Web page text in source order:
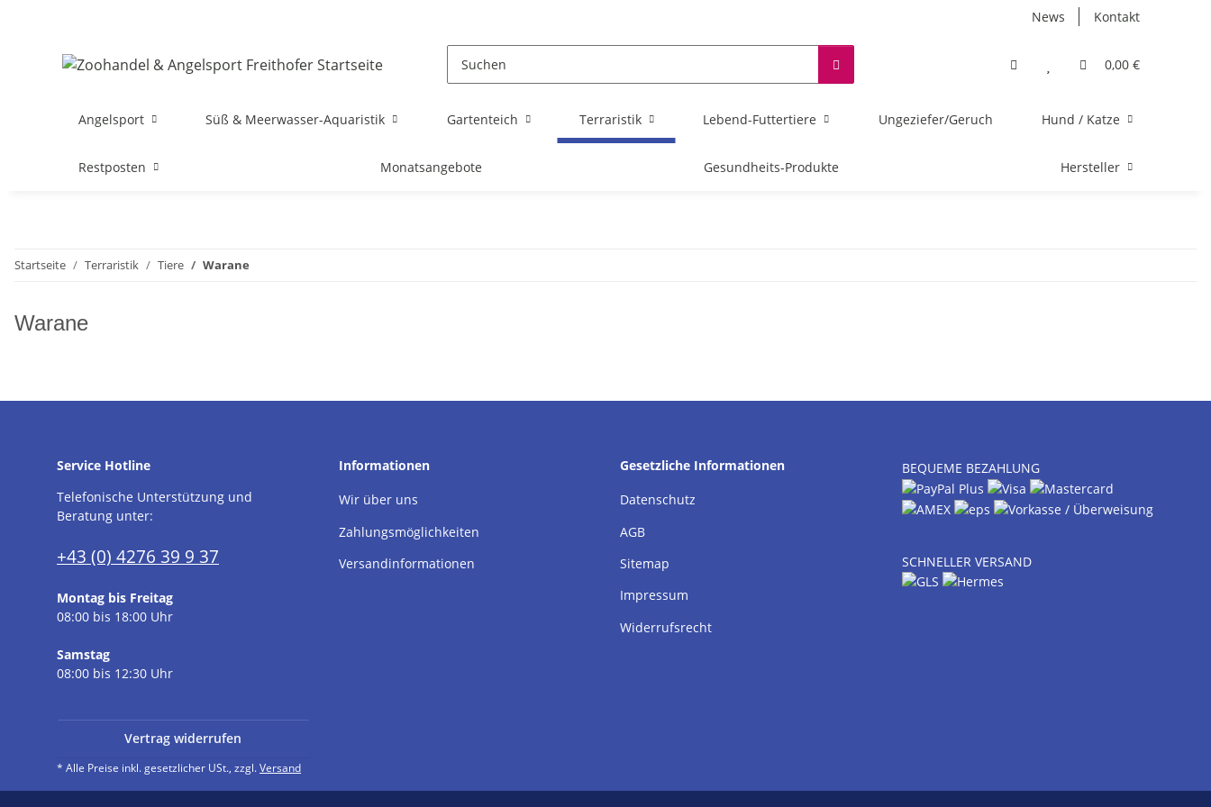
News Kontakt
0,00 €
Angelsport Süß & Meerwasser-Aquaristik Gartenteich Terraristik Lebend-Futtertiere Ungeziefer/Geruch Hund / Katze
Restposten Monatsangebote Gesundheits-Produkte Hersteller
Startseite Terraristik Tiere Warane
Warane
Service Hotline
Telefonische Unterstützung und
Beratung unter:
+43 (0) 4276 39 9 37
Montag bis Freitag
08:00 bis 18:00 Uhr
Samstag
08:00 bis 12:30 Uhr
Informationen
Wir über uns
Zahlungsmöglichkeiten
Versandinformationen
Gesetzliche Informationen
Datenschutz
AGB
Sitemap
Impressum
Widerrufsrecht
BEQUEME BEZAHLUNG
SCHNELLER VERSAND
Vertrag widerrufen
* Alle Preise inkl. gesetzlicher USt., zzgl.Versand